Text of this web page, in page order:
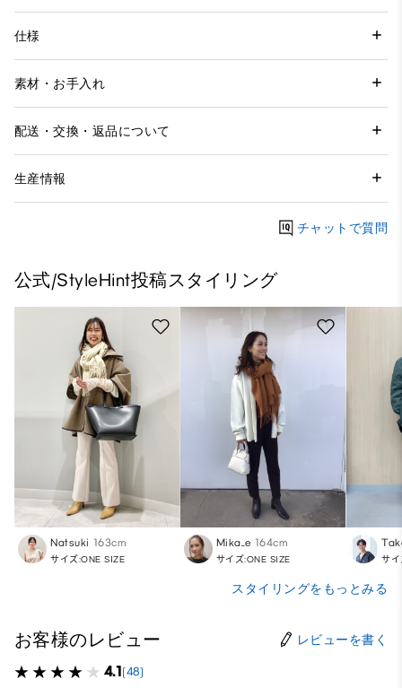
仕様
素材・お手入れ
配送・交換・返品について
生産情報
チャットで質問
公式/StyleHint投稿スタイリング
Natsuki 163cm
サイズ:ONE SIZE
Mika_e 164cm
サイズ:ONE SIZE サ
スタイリングをもっとみる
お客様のレビュー レビューを書く
4.1(48)